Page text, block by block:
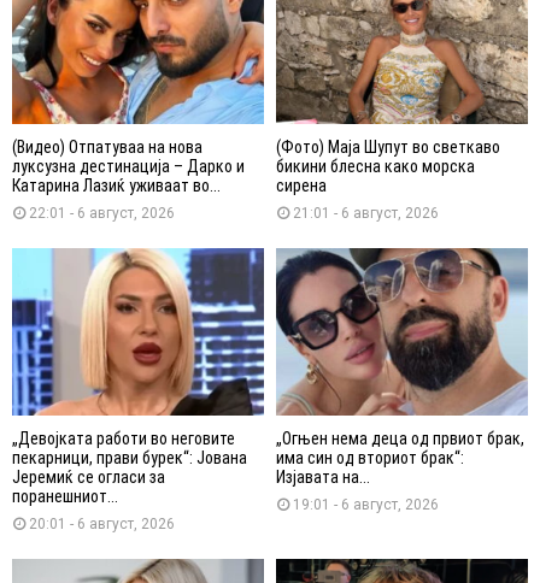
(Видео) Отпатуваа на нова
луксузна дестинација – Дарко и
Катарина Лазиќ уживаат во...
22:01 - 6 август, 2026
(Фото) Маја Шупут во светкаво
бикини блесна како морска
сирена
21:01 - 6 август, 2026
„Девојката работи во неговите
пекарници, прави бурек“: Јована
Јеремиќ се огласи за
поранешниот...
20:01 - 6 август, 2026
„Огњен нема деца од првиот брак,
има син од вториот брак“:
Изјавата на...
19:01 - 6 август, 2026